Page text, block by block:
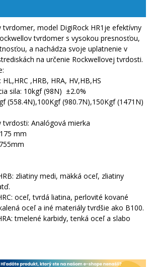
tvrdomer, model DigiRock HR1je efektívny
tvrdomer s vysokou presnosťou,
a nachádza svoje uplatnenie v
na určenie Rockwellovej tvrdosti.
,HRB, HRA, HV,HB,HS
sila: 10kgf (98N) ±2.0%
(558.4N),100Kgf (980.7N),150Kgf (1471N)
Analógová mierka
mm
zliatiny medi, mäkká oceľ, zliatiny
oceľ, tvrdá liatina, perlovité kované
oceľ a iné materiály tvrdšie ako B100.
tmelené karbidy, tenká oceľ a slabo